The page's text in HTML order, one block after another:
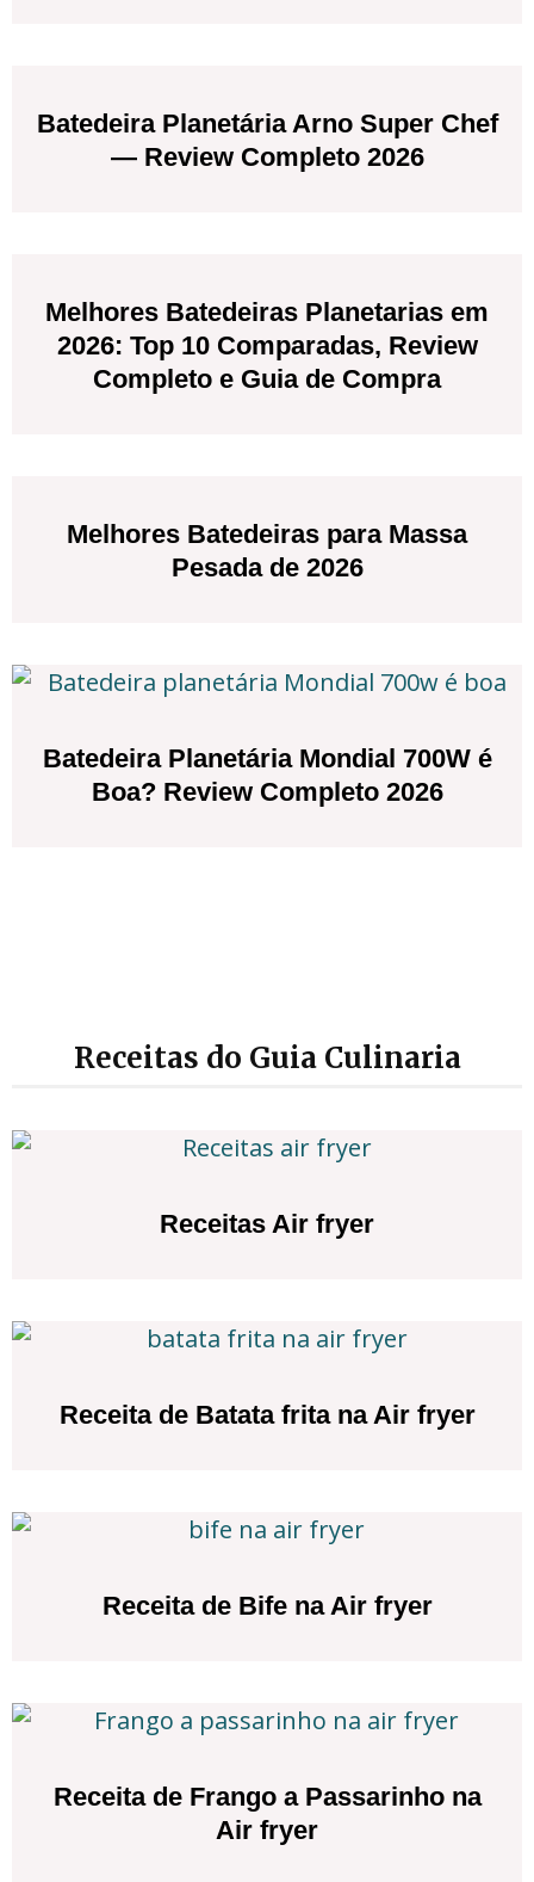
Batedeira Planetária Arno Super Chef
— Review Completo 2026
Melhores Batedeiras Planetarias em
2026: Top 10 Comparadas, Review
Completo e Guia de Compra
Melhores Batedeiras para Massa
Pesada de 2026
Batedeira Planetária Mondial 700W é
Boa? Review Completo 2026
Receitas do Guia Culinaria
Receitas Air fryer
Receita de Batata frita na Air fryer
Receita de Bife na Air fryer
Receita de Frango a Passarinho na
Air fryer